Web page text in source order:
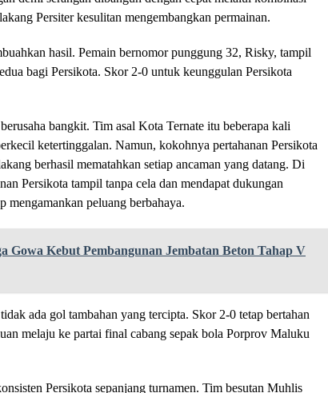
Persiter kesulitan mengembangkan permainan.
hasil. Pemain bernomor punggung 32, Risky, tampil
bagi Persikota. Skor 2-0 untuk keunggulan Persikota
bangkit. Tim asal Kota Ternate itu beberapa kali
ketertinggalan. Namun, kokohnya pertahanan Persikota
berhasil mematahkan setiap ancaman yang datang. Di
Persikota tampil tanpa cela dan mendapat dukungan
mengamankan peluang berbahaya.
Gowa Kebut Pembangunan Jembatan Beton Tahap V
ada gol tambahan yang tercipta. Skor 2-0 tetap bertahan
melaju ke partai final cabang sepak bola Porprov Maluku
Persikota sepanjang turnamen. Tim besutan Muhlis